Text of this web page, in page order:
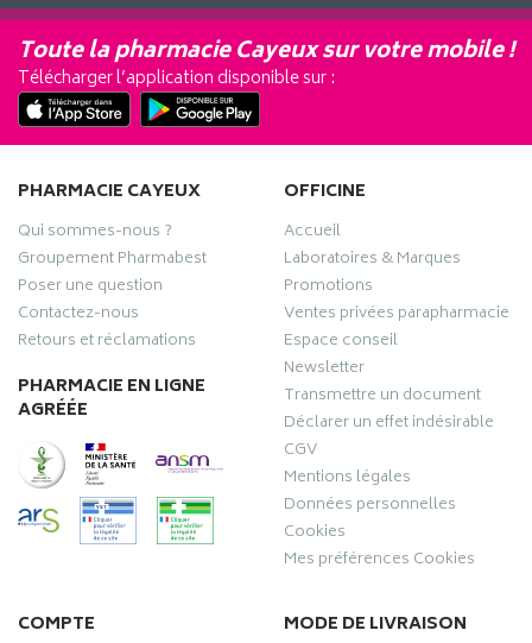
Toute la pharmacie Cayeux sur votre mobile !
Télécharger l’application disponible sur :
PHARMACIE CAYEUX
Qui sommes-nous ?
Groupement Pharmabest
Poser une question
Contactez-nous
Retours et réclamations
PHARMACIE EN LIGNE
AGRÉÉE
OFFICINE
Accueil
Laboratoires & Marques
Promotions
Ventes privées parapharmacie
Espace conseil
Newsletter
Transmettre un document
Déclarer un effet indésirable
CGV
Mentions légales
Données personnelles
Cookies
Mes préférences Cookies
COMPTE MODE DE LIVRAISON